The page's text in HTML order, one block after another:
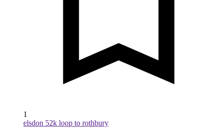
1
elsdon 52k loop to rothbury